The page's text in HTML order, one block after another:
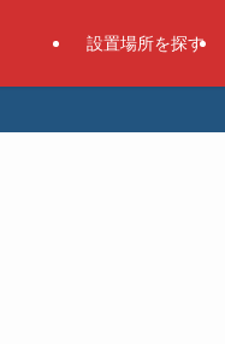
設置場所を探す